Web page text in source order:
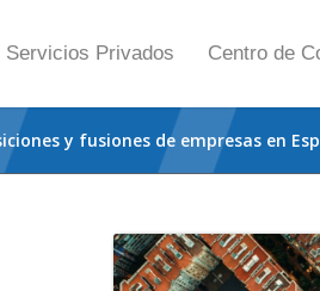
Servicios Privados Centro de
y fusiones de empresas en